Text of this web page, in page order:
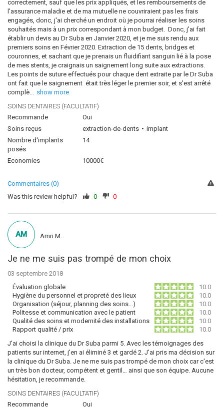
correctement, sauf que les prix appliqués, et les remboursements de
l'assurance maladie et de ma mutuelle ne couvriraient pas les frais
engagés, donc, j'ai cherché un endroit où je pourrai réaliser les soins
souhaités mais à un prix correspondant à mon budget. Donc, j'ai fait
établir un devis au Dr Suba en Janvier 2020, et je me suis rendu aux
premiers soins en Février 2020. Extraction de 15 dents, bridges et
couronnes, et sachant que je prenais un fluidifiant sanguin lié à la pose
de mes stents, je craignais un saignement long suite aux extractions.
Les points de suture effectués pour chaque dent extraite par le Dr Suba
ont fait que le saignement était très léger le premier soir, et s'est arrêté
complè... show more
SOINS DENTAIRES (FACULTATIF)
Recommande
Oui
Soins reçus
extraction-de-dents
implant
Nombre d'implants
posés
14
Economies 10000€
Commentaires (0)
Was this review helpful?
0 0
Je ne me suis pas trompé de mon choix
03 septembre 2018
Évaluation globale
10.0
Hygiène du personnel et propreté des lieux
10.0
Organisation (séjour, planning des soins…)
10.0
Politesse et communication avec le patient
10.0
Qualité des soins et modernité des installations
10.0
Rapport qualité / prix
10.0
J'ai choisi la clinique du Dr Suba parmi 5. Avec les témoignages des
patients sur internet, j'en ai éliminé 3 et gardé 2. J'ai pris ma décision sur
la clinique du Dr Suba. Je ne me suis pas trompé de mon choix car c'est
un très bon docteur, compétent et gentil… ainsi que son équipe. Aucune
hésitation, je recommande.
SOINS DENTAIRES (FACULTATIF)
Recommande
Oui
AM Amri M.